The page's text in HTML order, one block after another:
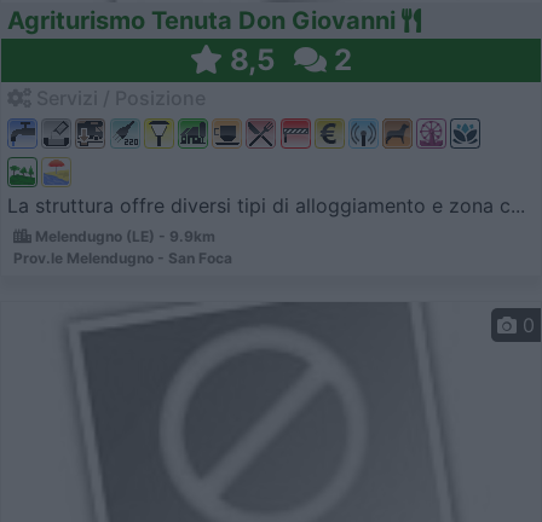
Agriturismo Tenuta Don Giovanni
8,5 2
La struttura offre diversi tipi di alloggiamento e zona c...
Melendugno (LE) - 9.9km
Prov.le Melendugno - San Foca
0